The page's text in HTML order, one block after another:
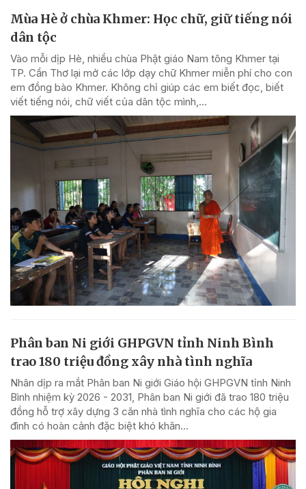
Mùa Hè ở chùa Khmer: Học chữ, giữ tiếng nói
dân tộc
Vào mỗi dịp Hè, nhiều chùa Phật giáo Nam tông Khmer tại
TP. Cần Thơ lại mở các lớp dạy chữ Khmer miễn phí cho con
em đồng bào Khmer. Không chỉ giúp các em biết đọc, biết
viết tiếng nói, chữ viết của dân tộc mình,...
Phân ban Ni giới GHPGVN tỉnh Ninh Bình
trao 180 triệu đồng xây nhà tình nghĩa
Nhân dịp ra mắt Phân ban Ni giới Giáo hội GHPGVN tỉnh Ninh
Bình nhiệm kỳ 2026 - 2031, Phân ban Ni giới đã trao 180 triệu
đồng hỗ trợ xây dựng 3 căn nhà tình nghĩa cho các hộ gia
đình có hoàn cảnh đặc biệt khó khăn...